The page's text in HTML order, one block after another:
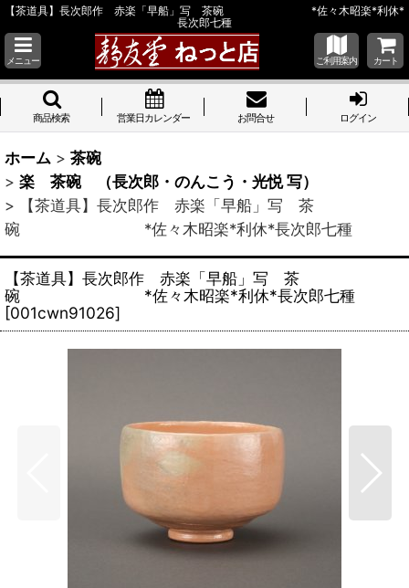
【茶道具】長次郎作 赤楽「早船」写 茶碗 *佐々木昭楽*利休*
長次郎七種
メニュー ご利用案内 カート
商品検索 営業日カレンダー お問合せ ログイン
ホーム > 茶碗
> 楽 茶碗 （長次郎・のんこう・光悦 写）
>
【茶道具】長次郎作 赤楽「早船」写 茶
碗 *佐々木昭楽*利休*長次郎七種
【茶道具】長次郎作 赤楽「早船」写 茶
碗 *佐々木昭楽*利休*長次郎七種
[001cwn91026]